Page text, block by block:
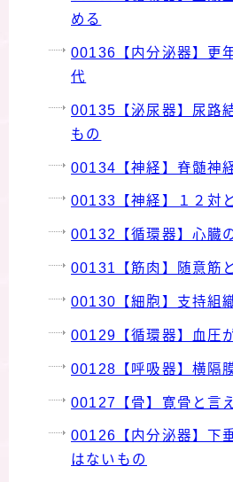
める
00136【内分泌器】更
代
00135【泌尿器】尿路
もの
00134【神経】脊髄神
00133【神経】１２対
00132【循環器】心臓
00131【筋肉】随意筋
00130【細胞】支持組
00129【循環器】血圧
00128【呼吸器】横隔
00127【骨】寛骨と言
00126【内分泌器】下
はないもの